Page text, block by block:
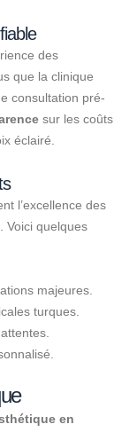
des
que la clinique
consultation pré-
sur les coûts
éclairé.
l’excellence des
Voici quelques
majeures.
turques.
en